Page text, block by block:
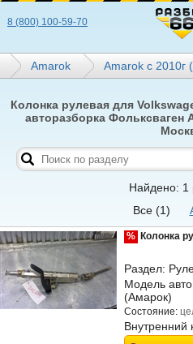
8 (800) 100-59-70
Amarok Amarok с 2010г
Колонка рулевая для
авторазборка Фольксваген
Найдено: 1
Все (1)
% Колонка
Раздел:
Модель
(Амарок)
Состояние:
Внутренний